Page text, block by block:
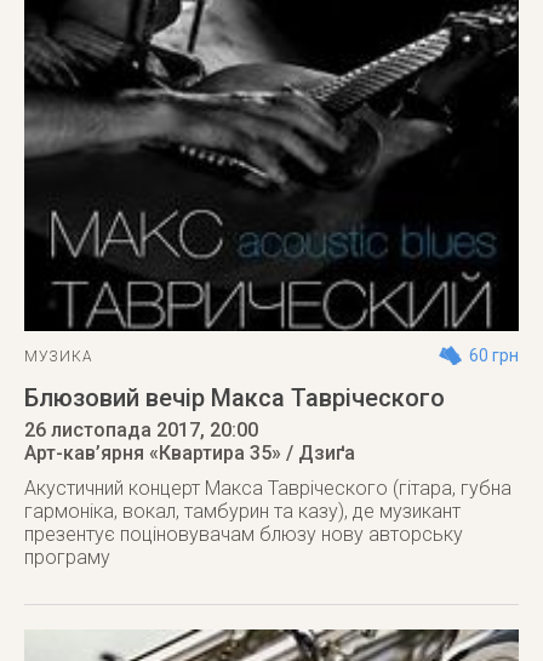
МУЗИКА 60 грн
Блюзовий вечір Макса Тавріческого
26 листопада 2017, 20:00
Арт-кав’ярня «Квартира 35» / Дзиґа
Акустичний концерт Макса Тавріческого (гітара, губна
гармоніка, вокал, тамбурин та казу), де музикант
презентує поціновувачам блюзу нову авторську
програму